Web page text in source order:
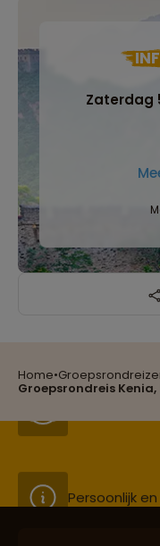
Home•
Groepsrondreis
Zaterdag
Reizen met
Groepsreizen